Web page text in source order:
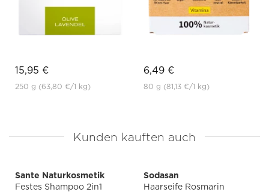
15,95 €
250 g (63,80 €/1 kg)
6,49 €
80 g (81,13 €/1 kg)
Kunden kauften auch
Sante Naturkosmetik
Festes Shampoo 2in1
Sodasan
Haarseife Rosmarin